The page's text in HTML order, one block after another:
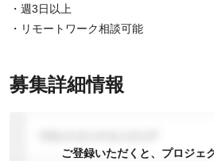
・週3日以上
・リモートワーク相談可能
募集詳細情報
ご登録いただくと、プロジェ